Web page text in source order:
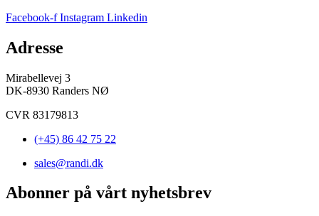
Facebook-f Instagram Linkedin
Adresse
Mirabellevej 3
DK-8930 Randers NØ
CVR 83179813
(+45) 86 42 75 22
sales@randi.dk
Abonner på vårt nyhetsbrev